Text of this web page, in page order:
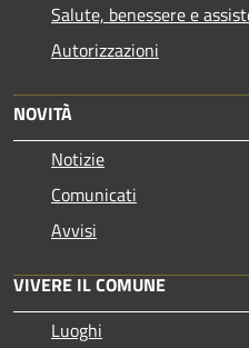
Salute, benessere e
Autorizzazioni
NOVITÀ
Notizie
Comunicati
Avvisi
VIVERE IL COMUNE
Luoghi